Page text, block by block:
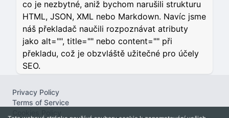
co je nezbytné, aniž bychom narušili strukturu
HTML, JSON, XML nebo Markdown. Navíc jsme
náš překladač naučili rozpoznávat atributy
jako alt="", title="" nebo content="" při
překladu, což je obzvláště užitečné pro účely
SEO.
Privacy Policy
Terms of Service